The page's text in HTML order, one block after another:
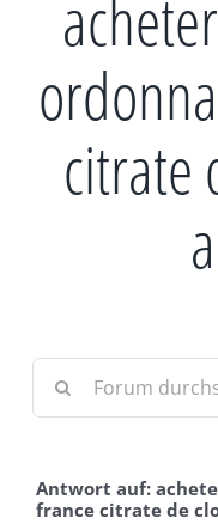
citrate
Antwort auf:
france citrate de